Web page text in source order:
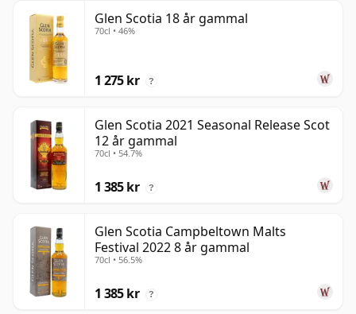
Glen Scotia 18 år gammal
70cl • 46%
1 275 kr ?
Glen Scotia 2021 Seasonal Release Scot
12 år gammal
70cl • 54.7%
1 385 kr ?
Glen Scotia Campbeltown Malts
Festival 2022 8 år gammal
70cl • 56.5%
1 385 kr ?